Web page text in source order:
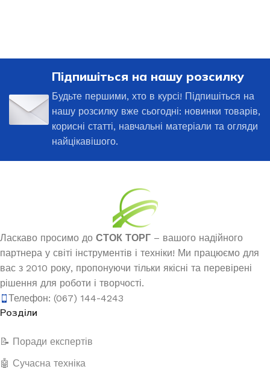
Підпишіться на нашу розсилку
Будьте першими, хто в курсі! Підпишіться на
нашу розсилку вже сьогодні: новинки товарів,
корисні статті, навчальні матеріали та огляди
найцікавішого.
Ласкаво просимо до СТОК ТОРГ – вашого надійного
партнера у світі інструментів і техніки! Ми працюємо для
вас з 2010 року, пропонуючи тільки якісні та перевірені
рішення для роботи і творчості.
Телефон: (067) 144-4243
Розділи
📝 Поради експертів
🤖 Сучасна техніка